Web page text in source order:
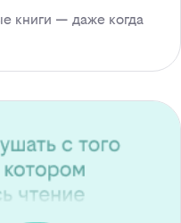
книги — даже когда